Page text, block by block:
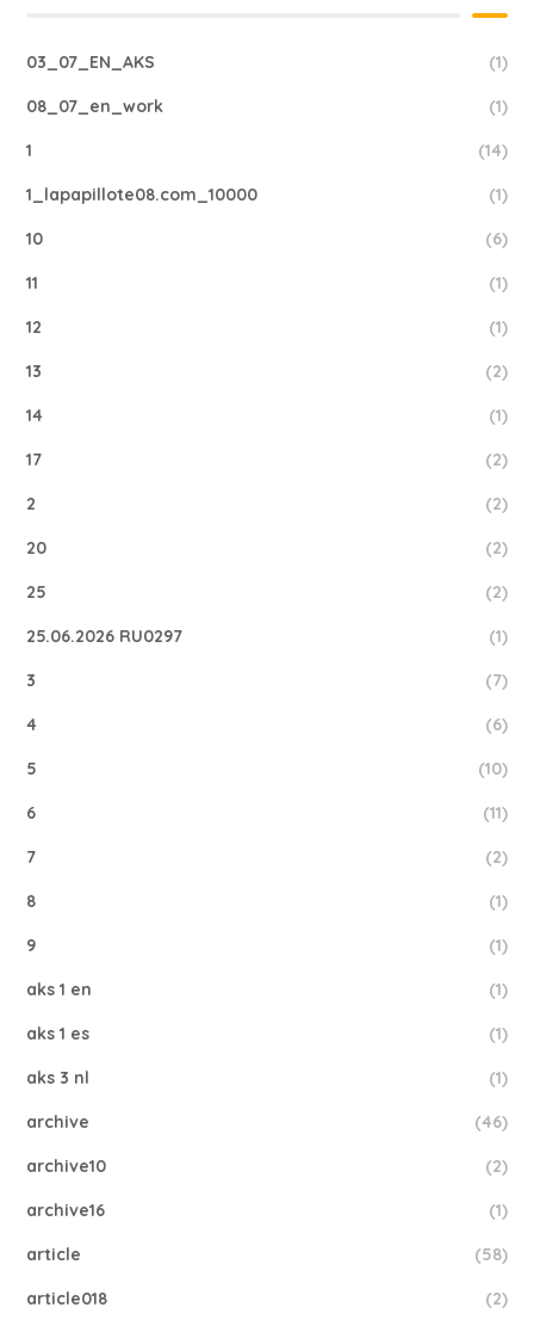
03_07_EN_AKS (1)
08_07_en_work (1)
1 (14)
1_lapapillote08.com_10000 (1)
10 (6)
11 (1)
12 (1)
13 (2)
14 (1)
17 (2)
2 (2)
20 (2)
25 (2)
25.06.2026 RU0297 (1)
3 (7)
4 (6)
5 (10)
6 (11)
7 (2)
8 (1)
9 (1)
aks 1 en (1)
aks 1 es (1)
aks 3 nl (1)
archive (46)
archive10 (2)
archive16 (1)
article (58)
article018 (2)